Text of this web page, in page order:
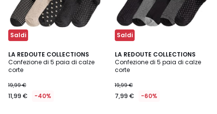
Saldi
LA REDOUTE COLLECTIONS
Confezione di 5 paia di calze
corte
19,99 €
11,99 € -40%
4,7
/ 5
Saldi
LA REDOUTE COLLECTIONS
Confezione di 5 paia di calze
corte
19,99 €
7,99 € -60%
4,5
/ 5